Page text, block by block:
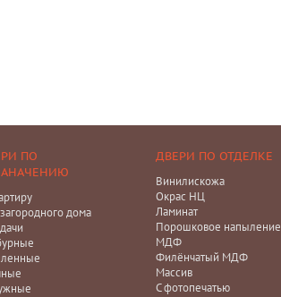
ПО
дома
ДВЕРИ ПО ОТДЕЛКЕ
Винилискожа
Окрас НЦ
Ламинат
Порошковое напыление
МДФ
Филёнчатый МДФ
Массив
С фотопечатью